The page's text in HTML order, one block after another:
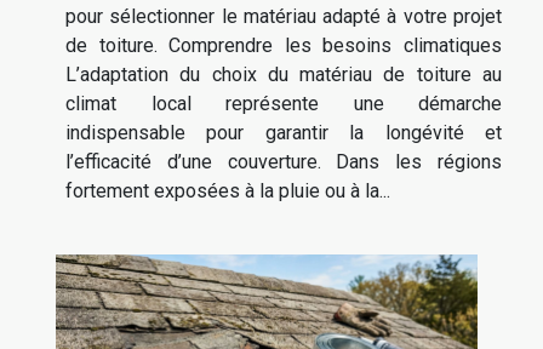
pour sélectionner le matériau adapté à votre projet
de toiture. Comprendre les besoins climatiques
L’adaptation du choix du matériau de toiture au
climat local représente une démarche
indispensable pour garantir la longévité et
l’efficacité d’une couverture. Dans les régions
fortement exposées à la pluie ou à la...